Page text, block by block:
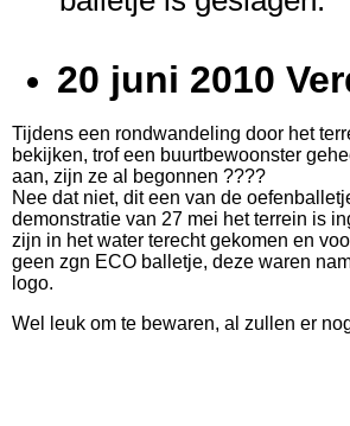
20 juni 2010
Tijdens een rondwandeling door het
bekijken, trof een buurtbewoonster
aan, zijn ze al begonnen ????
Nee dat niet, dit een van de
demonstratie van 27 mei het terrein is
zijn in het water terecht gekomen en
geen zgn ECO balletje, deze waren
logo.
Wel leuk om te bewaren, al zullen er